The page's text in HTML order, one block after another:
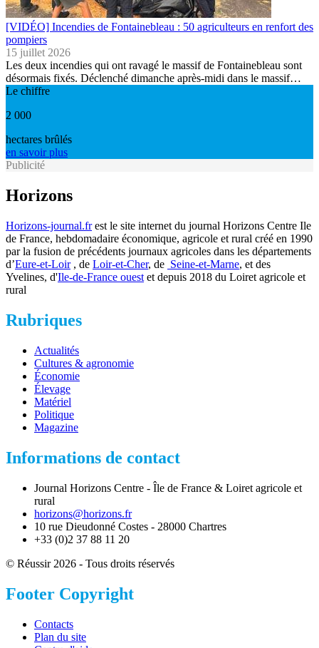
[VIDÉO] Incendies de Fontainebleau : 50 agriculteurs en renfort des
pompiers
15 juillet 2026
Les deux incendies qui ont ravagé le massif de Fontainebleau sont
désormais fixés. Déclenché dimanche après-midi dans le massif…
Le chiffre
2 000
hectares brûlés
en savoir plus
Publicité
Horizons
Horizons-journal.frest le site internet du journal Horizons Centre Ile
de France, hebdomadaire économique, agricole et rural créé en 1990
par la fusion de précédents journaux agricoles dans les départements
d’Eure-et-Loir, de Loir-et-Cher, de Seine-et-Marne, et des
Yvelines, d'Ile-de-France ouest et depuis 2018 du Loiret agricole et
rural
Rubriques
Actualités
Cultures & agronomie
Économie
Élevage
Matériel
Politique
Magazine
Informations de contact
Journal Horizons Centre - Île de France & Loiret agricole et
rural
horizons@horizons.fr
10 rue Dieudonné Costes - 28000 Chartres
+33 (0)2 37 88 11 20
© Réussir 2026 - Tous droits réservés
Footer Copyright
Contacts
Plan du site